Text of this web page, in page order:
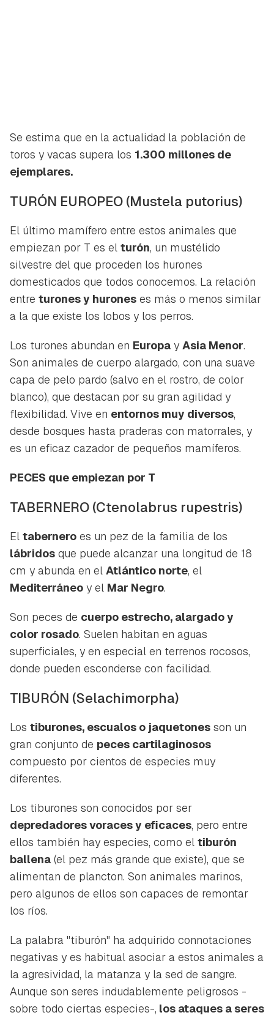
Se estima que en la actualidad la población de
toros y vacas supera los 1.300 millones de
ejemplares.
TURÓN EUROPEO (Mustela putorius)
El último mamífero entre estos animales que
empiezan por T es el turón, un mustélido
silvestre del que proceden los hurones
domesticados que todos conocemos. La relación
entre turones y hurones es más o menos similar
a la que existe los lobos y los perros.
Los turones abundan en Europa y Asia Menor.
Son animales de cuerpo alargado, con una suave
capa de pelo pardo (salvo en el rostro, de color
blanco), que destacan por su gran agilidad y
flexibilidad. Vive en entornos muy diversos,
desde bosques hasta praderas con matorrales, y
es un eficaz cazador de pequeños mamíferos.
PECES que empiezan por T
TABERNERO (Ctenolabrus rupestris)
El tabernero es un pez de la familia de los
lábridos que puede alcanzar una longitud de 18
cm y abunda en el Atlántico norte, el
Mediterráneo y el Mar Negro.
Son peces de cuerpo estrecho, alargado y
color rosado. Suelen habitan en aguas
superficiales, y en especial en terrenos rocosos,
donde pueden esconderse con facilidad.
TIBURÓN (Selachimorpha)
Los tiburones, escualos o jaquetones son un
gran conjunto de peces cartilaginosos
compuesto por cientos de especies muy
diferentes.
Los tiburones son conocidos por ser
depredadores voraces y eficaces, pero entre
ellos también hay especies, como el tiburón
ballena (el pez más grande que existe), que se
alimentan de plancton. Son animales marinos,
pero algunos de ellos son capaces de remontar
los ríos.
La palabra "tiburón" ha adquirido connotaciones
negativas y es habitual asociar a estos animales a
la agresividad, la matanza y la sed de sangre.
Aunque son seres indudablemente peligrosos -
sobre todo ciertas especies-, los ataques a seres